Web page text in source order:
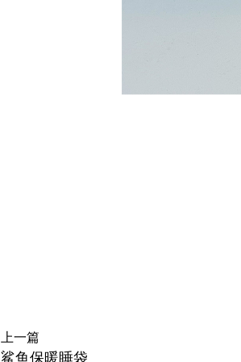
上一篇
鲨鱼保暖睡袋